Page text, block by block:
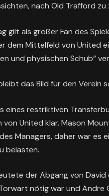
nach Old Trafford zu
gilt als großer Fan des
dem Mittelfeld von United
und physischen Schub“
das Bild für den Verein
eines restriktiven
von United klar. Mason
Managers, daher war es
belasten.
der Abgang von David
nötig war und Andre